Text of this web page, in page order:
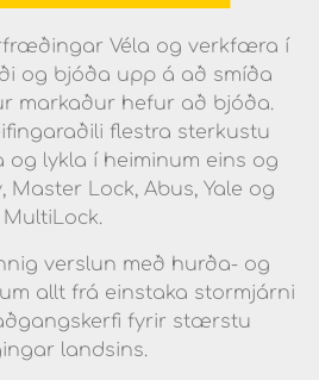
Véla og verkfæra í
og bjóða upp á að smíða
markaður hefur að bjóða.
flestra sterkustu
og lykla í heiminum eins og
Master Lock, Abus, Yale og
MultiLock.
verslun með hurða- og
allt frá einstaka stormjárni
fyrir stærstu
landsins.